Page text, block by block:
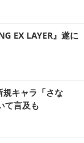
EX LAYER』遂に
規キャラ「さな
て言及も